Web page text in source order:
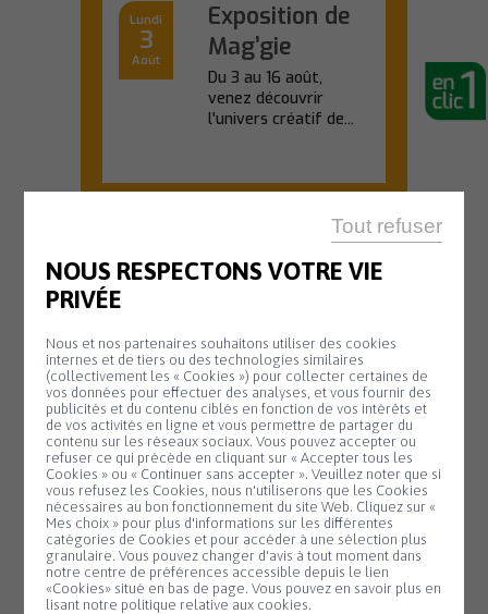
Panneau de gestion des cookies
NOUS RESPECTONS VOTRE VIE
PRIVÉE
Nous et nos partenaires souhaitons utiliser des cookies
internes et de tiers ou des technologies similaires
(collectivement les « Cookies ») pour collecter certaines de
vos données pour effectuer des analyses, et vous fournir des
publicités et du contenu ciblés en fonction de vos intérêts et
de vos activités en ligne et vous permettre de partager du
contenu sur les réseaux sociaux. Vous pouvez accepter ou
refuser ce qui précède en cliquant sur « Accepter tous les
Cookies » ou « Continuer sans accepter ». Veuillez noter que si
vous refusez les Cookies, nous n'utiliserons que les Cookies
nécessaires au bon fonctionnement du site Web. Cliquez sur «
Mes choix » pour plus d'informations sur les différentes
catégories de Cookies et pour accéder à une sélection plus
granulaire. Vous pouvez changer d'avis à tout moment dans
notre centre de préférences accessible depuis le lien
«Cookies» situé en bas de page. Vous pouvez en savoir plus en
lisant notre politique relative aux cookies.
Tout refuser
Lundi
3
Août
Exposition de
Mag’gie
Du 3 au 16 août,
venez découvrir
l'univers créatif de...
OFFICE DE TOURISME
11
Août
biodiversité –
Nuit de la
chauve-souris
#2
Partez à la
découverte des
chauves-souris lors
d'une sortie nature...
En savoir plus